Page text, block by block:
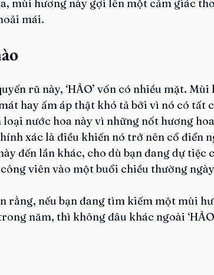
mùi hương này gợi lên một cảm giác
mái.
rũ này, ‘HẢO’ vốn có nhiều mặt. Mùi
hay ấm áp thật khó tả bởi vì nó có tất
nước hoa này vì những nốt hương
xác là điều khiến nó trở nên cổ điển
đến lần khác, cho dù bạn đang dự tiệc
viên vào một buổi chiều thường
rằng, nếu bạn đang tìm kiếm một mùi
năm, thì không đâu khác ngoài